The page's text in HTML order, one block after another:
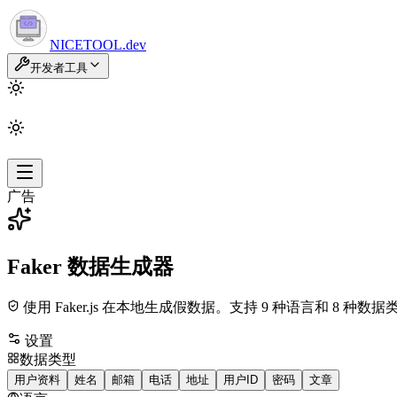
NICETOOL.dev
开发者工具
广告
Faker 数据生成器
使用 Faker.js 在本地生成假数据。支持 9 种语言和 8 种数据
设置
数据类型
用户资料 姓名 邮箱 电话 地址 用户ID 密码 文章